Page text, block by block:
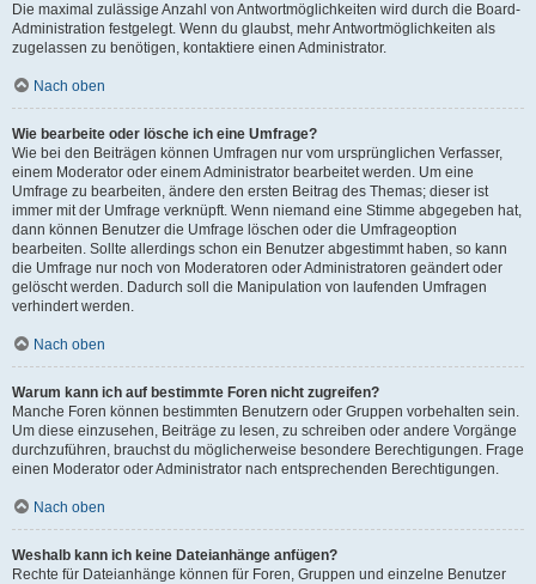
Die maximal zulässige Anzahl von Antwortmöglichkeiten wird durch die Board-
Administration festgelegt. Wenn du glaubst, mehr Antwortmöglichkeiten als
zugelassen zu benötigen, kontaktiere einen Administrator.
Nach oben
Wie bearbeite oder lösche ich eine Umfrage?
Wie bei den Beiträgen können Umfragen nur vom ursprünglichen Verfasser,
einem Moderator oder einem Administrator bearbeitet werden. Um eine
Umfrage zu bearbeiten, ändere den ersten Beitrag des Themas; dieser ist
immer mit der Umfrage verknüpft. Wenn niemand eine Stimme abgegeben hat,
dann können Benutzer die Umfrage löschen oder die Umfrageoption
bearbeiten. Sollte allerdings schon ein Benutzer abgestimmt haben, so kann
die Umfrage nur noch von Moderatoren oder Administratoren geändert oder
gelöscht werden. Dadurch soll die Manipulation von laufenden Umfragen
verhindert werden.
Nach oben
Warum kann ich auf bestimmte Foren nicht zugreifen?
Manche Foren können bestimmten Benutzern oder Gruppen vorbehalten sein.
Um diese einzusehen, Beiträge zu lesen, zu schreiben oder andere Vorgänge
durchzuführen, brauchst du möglicherweise besondere Berechtigungen. Frage
einen Moderator oder Administrator nach entsprechenden Berechtigungen.
Nach oben
Weshalb kann ich keine Dateianhänge anfügen?
Rechte für Dateianhänge können für Foren, Gruppen und einzelne Benutzer